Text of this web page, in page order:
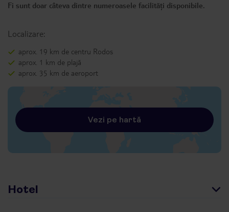
Fi sunt doar câteva dintre numeroasele facilități disponibile.
Localizare:
aprox. 19 km de centru Rodos
aprox. 1 km de plajă
aprox. 35 km de aeroport
Vezi pe hartă
Hotel